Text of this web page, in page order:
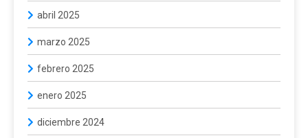
abril 2025
marzo 2025
febrero 2025
enero 2025
diciembre 2024